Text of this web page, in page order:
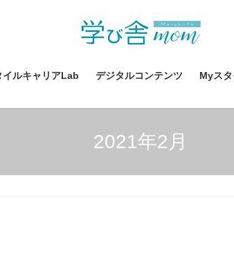
イルキャリアLab デジタルコンテンツ Myス
2021年2月